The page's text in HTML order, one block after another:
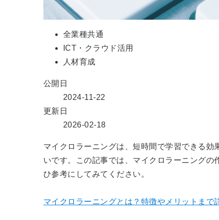
全業種共通
ICT・クラウド活用
人材育成
公開日
2024-11-22
更新日
2026-02-18
マイクロラーニングは、短時間で学習できる
いです。この記事では、マイクロラーニング
ひ参考にしてみてください。
マイクロラーニングとは？特徴やメリットまで